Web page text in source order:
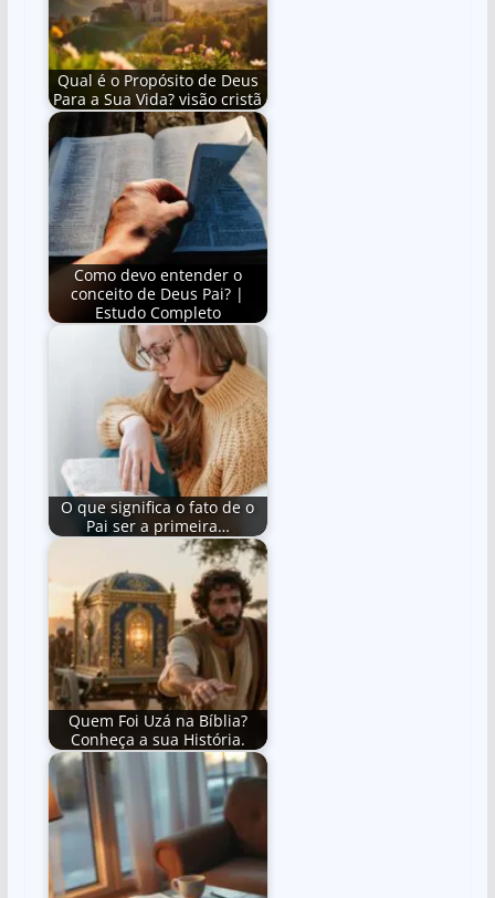
Qual é o Propósito de Deus
Para a Sua Vida? visão cristã
Como devo entender o
conceito de Deus Pai? |
Estudo Completo
O que significa o fato de o
Pai ser a primeira…
Quem Foi Uzá na Bíblia?
Conheça a sua História.